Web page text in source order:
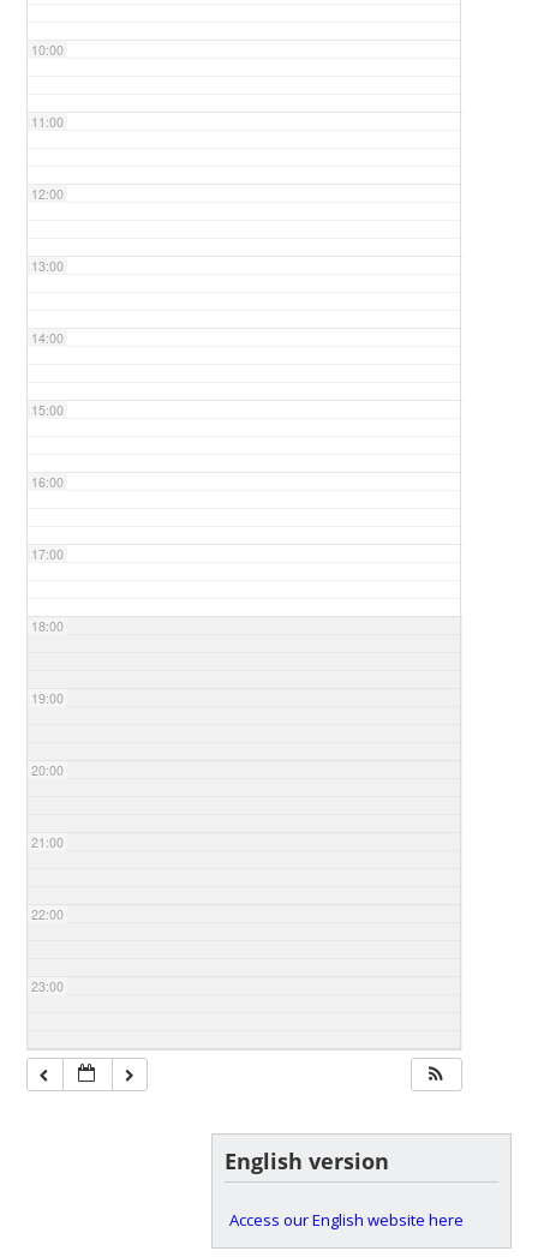
10:00
11:00
12:00
13:00
14:00
15:00
16:00
17:00
18:00
19:00
20:00
21:00
22:00
23:00
English version
Access our English website here